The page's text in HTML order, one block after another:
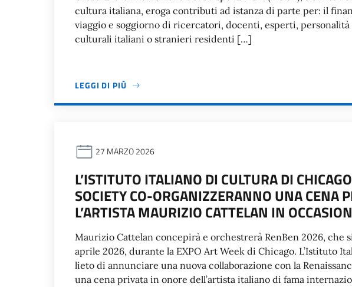
cultura italiana, eroga contributi ad istanza di parte per: il
viaggio e soggiorno di ricercatori, docenti, esperti,
culturali italiani o stranieri residenti […]
LEGGI DI PIÙ
27 MARZO 2026
L’ISTITUTO ITALIANO DI CULTURA DI
SOCIETY CO-ORGANIZZERANNO UNA CENA
L’ARTISTA MAURIZIO CATTELAN IN
Maurizio Cattelan concepirà e orchestrerà RenBen 2026, che
aprile 2026, durante la EXPO Art Week di Chicago. L’Istituto
lieto di annunciare una nuova collaborazione con la
una cena privata in onore dell’artista italiano di fama